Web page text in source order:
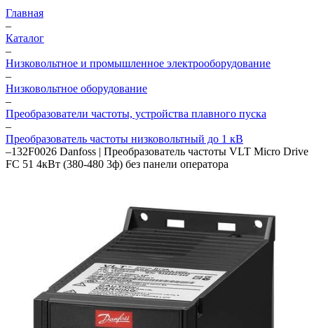
Главная
–
Каталог
–
Низковольтное и промышленное электрооборудование
–
Низковольтное оборудование
–
Преобразователи частоты, устройства плавного пуска
–
Преобразователь частоты низковольтный до 1 кВ
–132F0026 Danfoss | Преобразователь частоты VLT Micro Drive
FC 51 4кВт (380-480 3ф) без панели оператора